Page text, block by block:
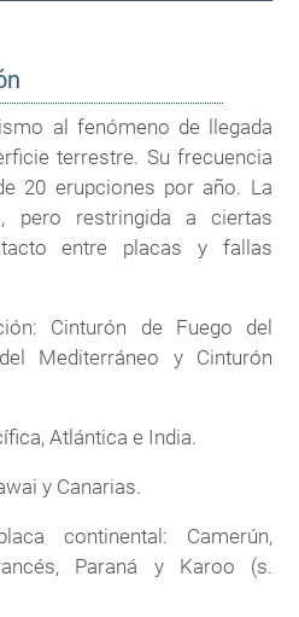
al fenómeno de llegada
terrestre. Su frecuencia
20 erupciones por año. La
pero restringida a ciertas
entre placas y fallas
Cinturón de Fuego del
Mediterráneo y Cinturón
Atlántica e India.
y Canarias.
continental: Camerún,
Paraná y Karoo (s.